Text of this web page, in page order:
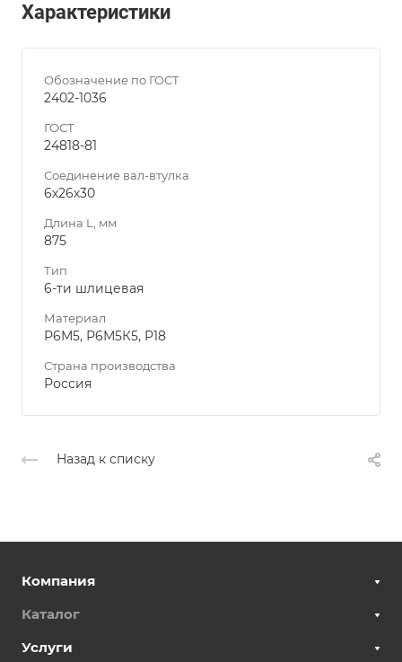
Характеристики
Обозначение по ГОСТ
2402-1036
ГОСТ
24818-81
Соединение вал-втулка
6х26х30
Длина L, мм
875
Тип
6-ти шлицевая
Материал
Р6М5, Р6М5К5, Р18
Страна производства
Россия
Назад к списку
Компания
Каталог
Услуги